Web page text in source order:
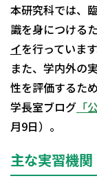
本研究科では、
識を身につけるた
イを行っています
また、学内外の
性を評価するた
学長室ブログ 「
月9日）。
主な実習機関